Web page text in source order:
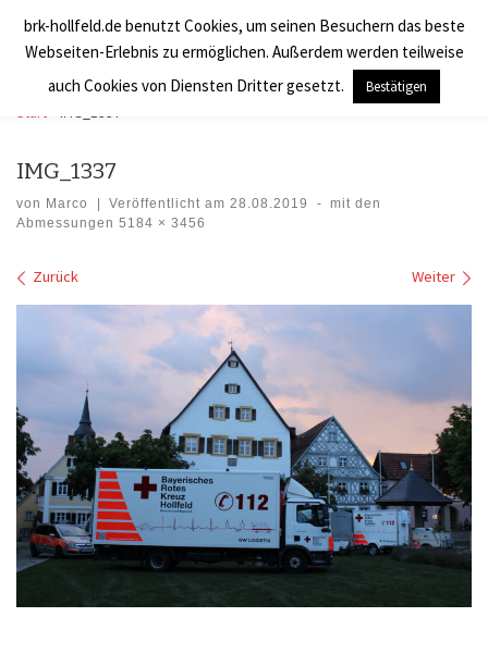
Zum Inhalt springen
BRK Hollfeld LogV
Search
Start IMG_1337
IMG_1337
von Marco Veröffentlicht am28.08.2019 - mit den
Abmessungen 5184 × 3456
Bilder Navigation
Zurück Weiter
brk-hollfeld.de benutzt Cookies, um seinen Besuchern das beste
Webseiten-Erlebnis zu ermöglichen. Außerdem werden teilweise
auch Cookies von Diensten Dritter gesetzt.
Bestätigen